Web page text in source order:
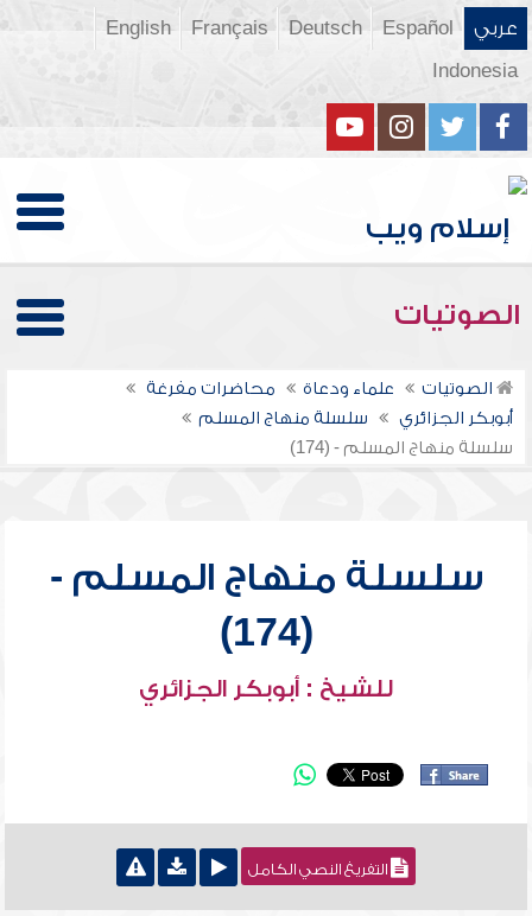
عربي Español
Deutsch
Français
English
Indonesia
الصوتيات
الصوتيات علماء ودعاة
محاضرات مفرغة
أبوبكر الجزائري
سلسلة منهاج المسلم
سلسلة منهاج المسلم - (174)
سلسلة منهاج المسلم -
(174)
للشيخ : أبوبكر الجزائري
التفريغ النصي الكامل